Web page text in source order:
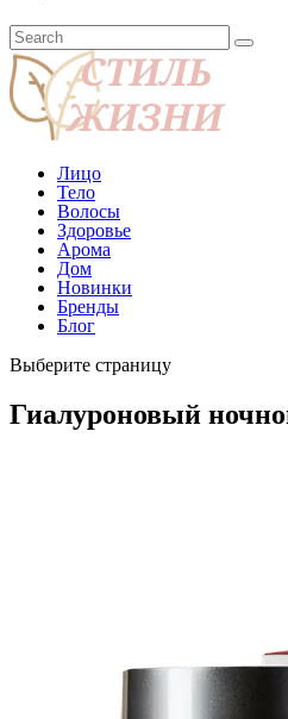
Лицо
Тело
Волосы
Здоровье
Арома
Дом
Новинки
Бренды
Блог
Выберите страницу
Гиалуроновый